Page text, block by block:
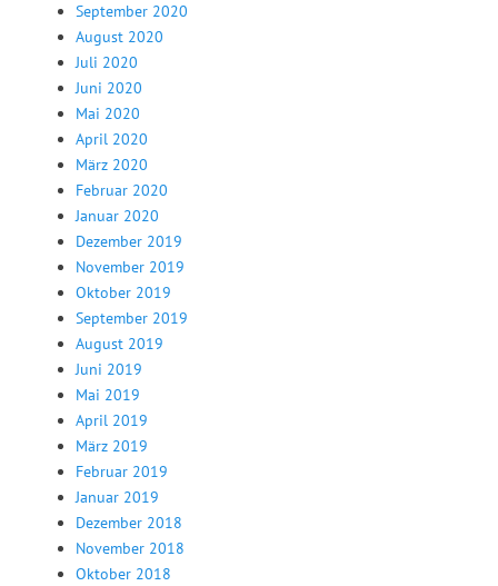
September 2020
August 2020
Juli 2020
Juni 2020
Mai 2020
April 2020
März 2020
Februar 2020
Januar 2020
Dezember 2019
November 2019
Oktober 2019
September 2019
August 2019
Juni 2019
Mai 2019
April 2019
März 2019
Februar 2019
Januar 2019
Dezember 2018
November 2018
Oktober 2018